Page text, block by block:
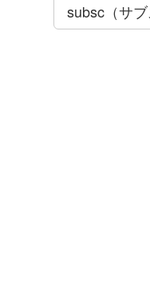
subsc（サ